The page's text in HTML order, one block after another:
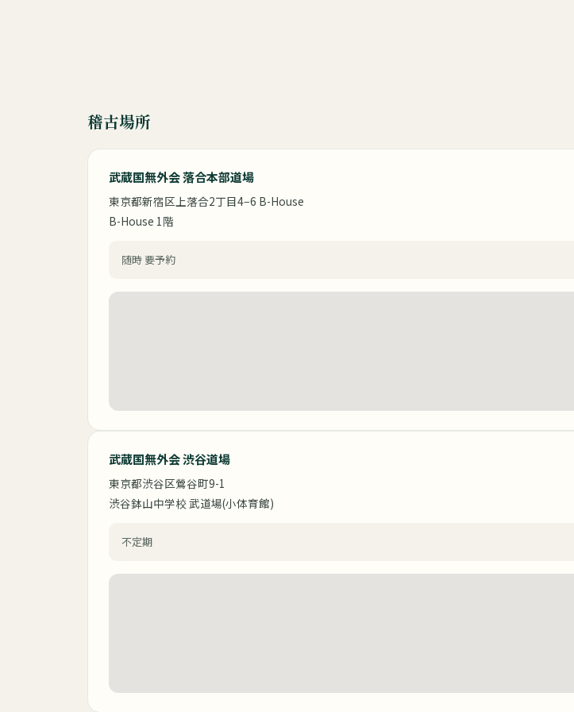
稽古場所
武蔵国無外会 落合本部道場
東京都新宿区上落合2丁目4−6 B-House
B-House 1階
随時 要予約
武蔵国無外会 渋谷道場
東京都渋谷区鶯谷町9-1
渋谷鉢山中学校 武道場(小体育館)
不定期